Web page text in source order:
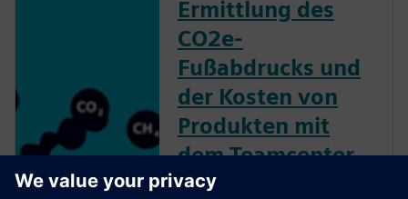
Ermittlung des
CO2e-
Fußabdrucks und
der Kosten von
Produkten mit
dem Teamcenter
Carbon Footprint